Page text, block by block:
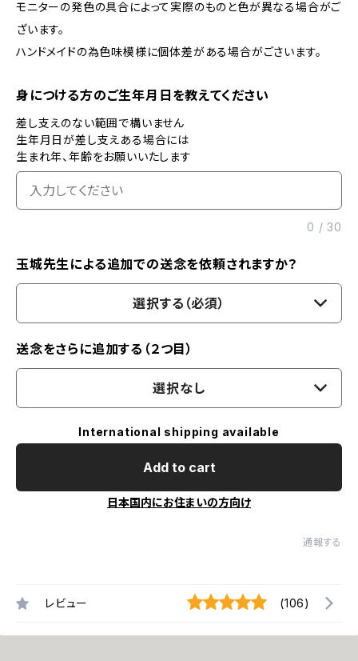
モニターの発色の具合によって実際のものと色が異なる場合がご
ざいます。
ハンドメイドの為色味模様に個体差がある場合がごさいます。
身につける方のご生年月日を教えてください
差し支えのない範囲で構いません
生年月日が差し支えある場合には
生まれ年、年齢をお願いいたします
0 /30
玉城先生による追加での送念を依頼されますか？
選択する（必須）
送念をさらに追加する（２つ目）
選択なし
International shipping available
Add to cart
日本国内にお住まいの方向け
通報する
レビュー (106)